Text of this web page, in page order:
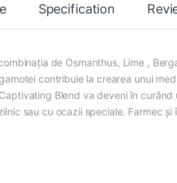
Specification
de Osmanthus, Lime ,
contribuie la crearea unui
Blend va deveni în
sau cu ocazii speciale. Farmec